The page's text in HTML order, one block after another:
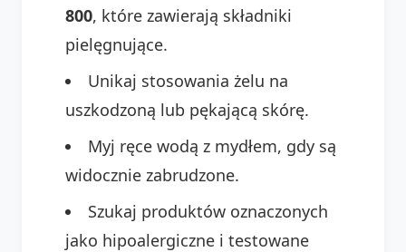
800, które zawierają składniki
pielęgnujące.
Unikaj stosowania żelu na
uszkodzoną lub pękającą skórę.
Myj ręce wodą z mydłem, gdy są
widocznie zabrudzone.
Szukaj produktów oznaczonych
jako hipoalergiczne i testowane